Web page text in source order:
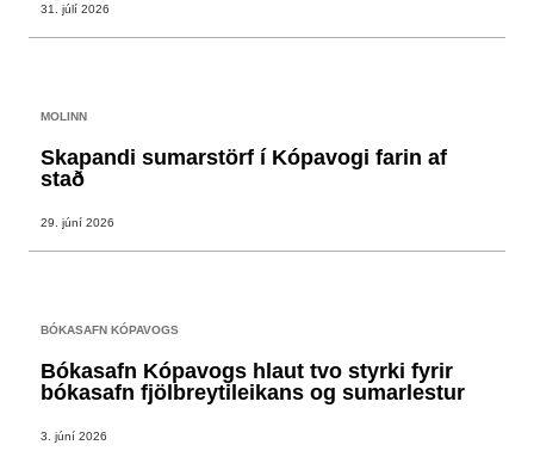
31. júlí 2026
MOLINN
Skapandi sumarstörf í Kópavogi farin af
stað
29. júní 2026
BÓKASAFN KÓPAVOGS
Bókasafn Kópavogs hlaut tvo styrki fyrir
bókasafn fjölbreytileikans og sumarlestur
3. júní 2026